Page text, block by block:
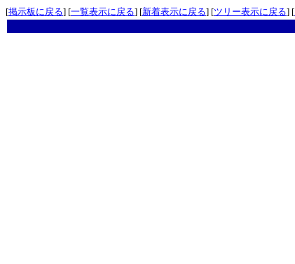
[掲示板に戻る] [一覧表示に戻る] [新着表示に戻る] [ツリー表示に戻る] [